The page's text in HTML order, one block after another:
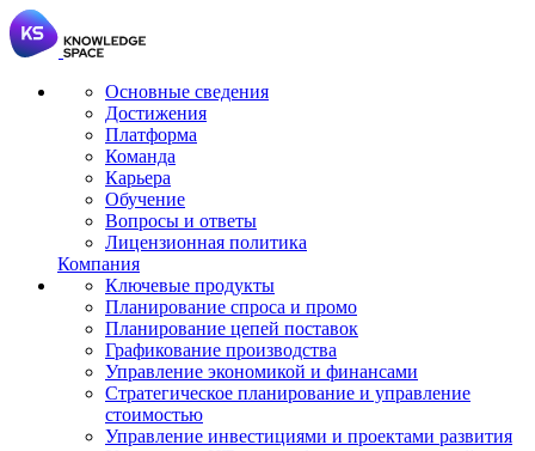
Основные сведения
Достижения
Платформа
Команда
Карьера
Обучение
Вопросы и ответы
Лицензионная политика
Компания
Ключевые продукты
Планирование спроса и промо
Планирование цепей поставок
Графикование производства
Управление экономикой и финансами
Стратегическое планирование и управление
стоимостью
Управление инвестициями и проектами развития